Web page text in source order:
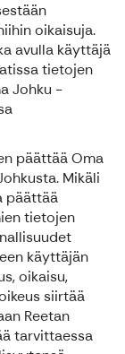
oikaisuja.
avulla käyttäjä
tietojen
Johku -
päättää Oma
Mikäli
päättää
tietojen
käyttäjän
oikaisu,
siirtää
Reetan
tarvittaessa